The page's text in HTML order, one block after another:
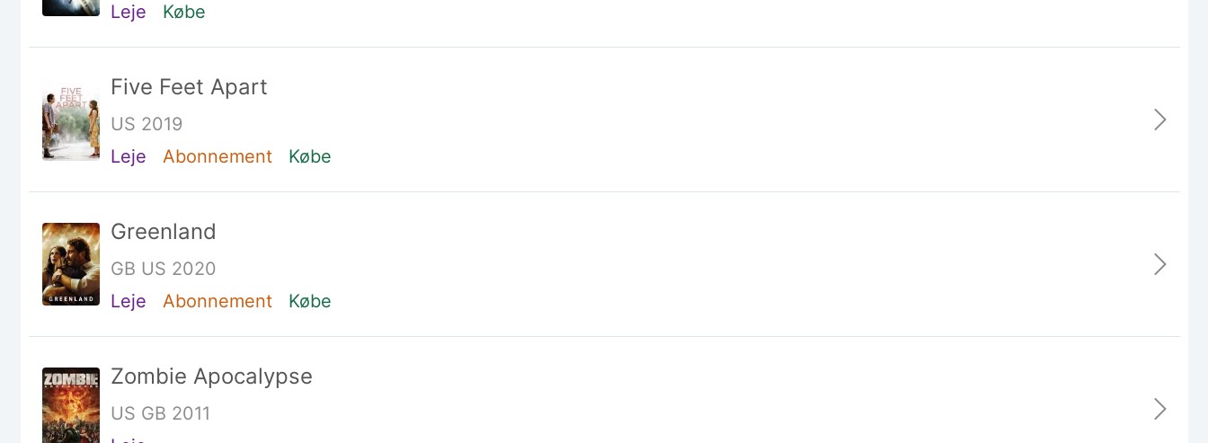
Leje
Købe
Five Feet Apart
US 2019
Leje
Abonnement Købe
Greenland
GB US 2020
Leje
Abonnement Købe
Zombie Apocalypse
US GB 2011